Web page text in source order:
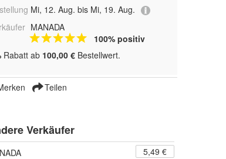
Mi, 12. Aug. bis Mi, 19. Aug.
MANADA
100% positiv
Rabatt ab 100,00 € Bestellwert.
Teilen
Verkäufer
5,49 €